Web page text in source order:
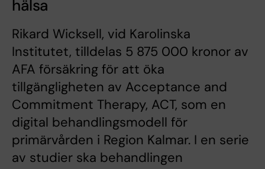
hälsa
Rikard Wicksell, vid Karolinska
Institutet, tilldelas 5 875 000 kronor av
AFA försäkring för att öka
tillgängligheten av Acceptance and
Commitment Therapy, ACT, som en
digital behandlingsmodell för
primärvården i Region Kalmar. I en serie
av studier ska behandlingen